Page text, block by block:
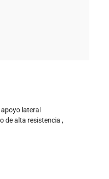
lateral
de alta resistencia ,